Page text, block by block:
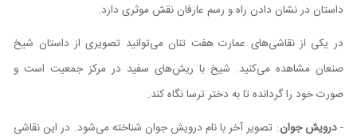
داستان در نشان دادن راه و رسم عارفان نقش موثری دارد.
در یکی از نقاشی‌های عمارت هفت تنان می‌توانید تصویری از داستان شیخ
صنعان مشاهده می‌کنید. شیخ با ریش‌های سفید در مرکز جمعیت است و
صورت خود را گردانده تا به دختر ترسا نگاه کند.
-درویش جوان: تصویر آخر با نام درویش جوان شناخته می‌شود. در این نقاشی